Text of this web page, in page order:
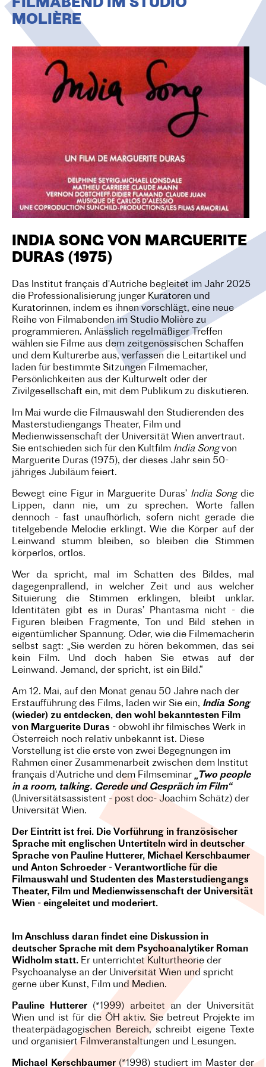
O
FILMABEND IM STUDIO
MOLIÈRE
INDIA SONG VON MARGUERITE
DURAS (1975)
Das Institut français d'Autriche begleitet im Jahr 2025
die Professionalisierung junger Kuratoren und
Kuratorinnen, indem es ihnen vorschlägt, eine neue
Reihe von Filmabenden im Studio Molière zu
programmieren. Anlässlich regelmäßiger Treffen
wählen sie Filme aus dem zeitgenössischen Schaffen
und dem Kulturerbe aus, verfassen die Leitartikel und
laden für bestimmte Sitzungen Filmemacher,
Persönlichkeiten aus der Kulturwelt oder der
Zivilgesellschaft ein, mit dem Publikum zu diskutieren.
Im Mai wurde die Filmauswahl den Studierenden des
Masterstudiengangs Theater, Film und
Medienwissenschaft der Universität Wien anvertraut.
Sie entschieden sich für den Kultfilm India Songvon
Marguerite Duras (1975), der dieses Jahr sein 50-
jähriges Jubiläum feiert.
Bewegt eine Figur in Marguerite Duras’India Songdie
Lippen, dann nie, um zu sprechen. Worte fallen
dennoch - fast unaufhörlich, sofern nicht gerade die
titelgebende Melodie erklingt. Wie die Körper auf der
Leinwand stumm bleiben, so bleiben die Stimmen
körperlos, ortlos.
Wer da spricht, mal im Schatten des Bildes, mal
dagegenprallend, in welcher Zeit und aus welcher
Situierung die Stimmen erklingen, bleibt unklar.
Identitäten gibt es in Duras’ Phantasma nicht - die
Figuren bleiben Fragmente, Ton und Bild stehen in
eigentümlicher Spannung. Oder, wie die Filmemacherin
selbst sagt: „Sie werden zu hören bekommen, das sei
kein Film. Und doch haben Sie etwas auf der
Leinwand. Jemand, der spricht, ist ein Bild.“
Am 12. Mai, auf den Monat genau 50 Jahre nach der
Erstaufführung des Films, laden wir Sie ein, India Song
(wieder) zu entdecken, den wohl bekanntesten Film
von Marguerite Duras - obwohl ihr filmisches Werk in
Österreich noch relativ unbekannt ist. Diese
Vorstellung ist die erste von zwei Begegnungen im
Rahmen einer Zusammenarbeit zwischen dem Institut
français d'Autriche und dem Filmseminar „Two people
in a room, talking. Gerede und Gespräch im Film“
(Universitätsassistent - post doc- Joachim Schätz) der
Universität Wien.
Der Eintritt ist frei. Die Vorführung in französischer
Sprache mit englischen Untertiteln wird in deutscher
Sprache von Pauline Hutterer, Michael Kerschbaumer
und Anton Schroeder - Verantwortliche für die
Filmauswahl und Studenten des Masterstudiengangs
Theater, Film und Medienwissenschaft der Universität
Wien - eingeleitet und moderiert.
Im Anschluss daran findet eine Diskussion in
deutscher Sprache mit dem Psychoanalytiker Roman
Widholm statt. Er unterrichtet Kulturtheorie der
Psychoanalyse an der Universität Wien und spricht
gerne über Kunst, Film und Medien.
Pauline Hutterer (*1999) arbeitet an der Universität
Wien und ist für die ÖH aktiv. Sie betreut Projekte im
theaterpädagogischen Bereich, schreibt eigene Texte
und organisiert Filmveranstaltungen und Lesungen.
Michael Kerschbaumer (*1998) studiert im Master der